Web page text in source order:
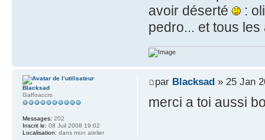
avoir déserté
:
pedro... et tous
par Blacksad» 25 Jan
merci a toi aussi
Blacksad
Gaffoaccro
Messages: 202
Inscrit le: 08 Juil 2008 19:02
Localisation: dans mon atelier